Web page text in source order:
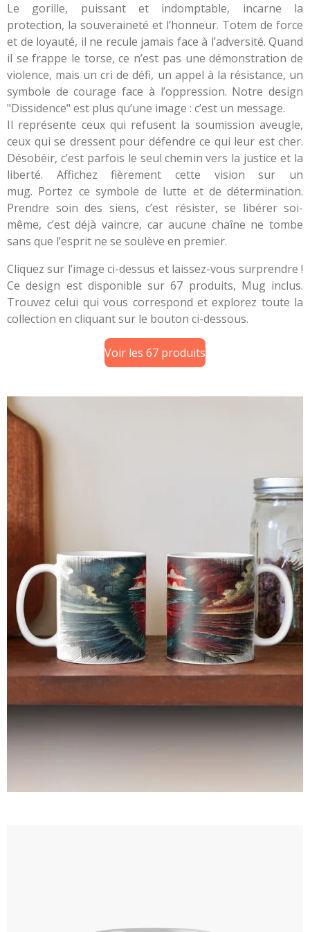
Le gorille, puissant et indomptable, incarne la
protection, la souveraineté et l’honneur. Totem de force
et de loyauté, il ne recule jamais face à l’adversité. Quand
il se frappe le torse, ce n’est pas une démonstration de
violence, mais un cri de défi, un appel à la résistance, un
symbole de courage face à l’oppression. Notre design
"Dissidence" est plus qu’une image : c’est un message.
Il représente ceux qui refusent la soumission aveugle,
ceux qui se dressent pour défendre ce qui leur est cher.
Désobéir, c’est parfois le seul chemin vers la justice et la
liberté. Affichez fièrement cette vision sur un
mug. Portez ce symbole de lutte et de détermination.
Prendre soin des siens, c’est résister, se libérer soi-
même, c’est déjà vaincre, car aucune chaîne ne tombe
sans que l’esprit ne se soulève en premier.
Cliquez sur l’image ci-dessus et laissez-vous surprendre !
Ce design est disponible sur 67 produits, Mug inclus.
Trouvez celui qui vous correspond et explorez toute la
collection en cliquant sur le bouton ci-dessous.
Voir les 67 produits